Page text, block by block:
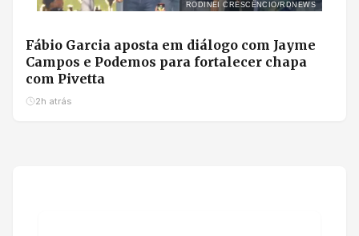
RODINEI CRESCÊNCIO/RDNEWS
Fábio Garcia aposta em diálogo com Jayme
Campos e Podemos para fortalecer chapa
com Pivetta
2h atrás